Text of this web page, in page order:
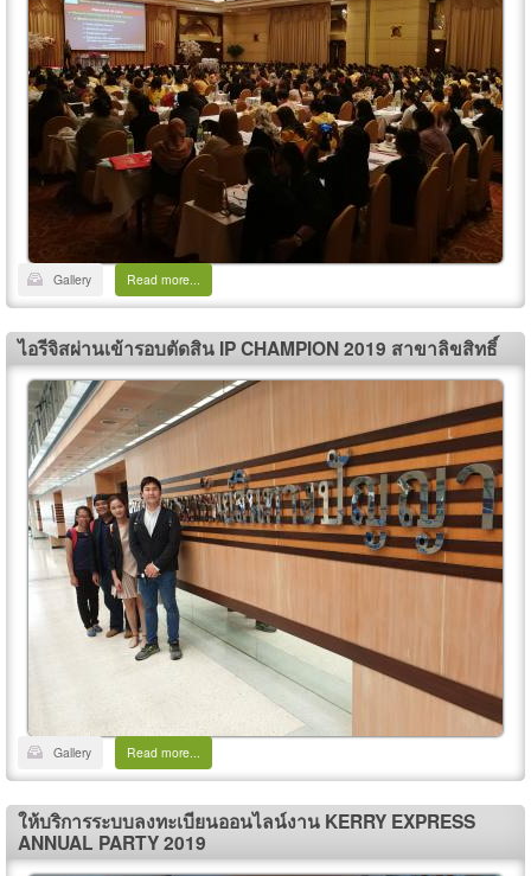
Gallery Read more...
ไอรีจิสผ่านเข้ารอบตัดสิน IP CHAMPION 2019 สาขาลิขสิทธิ์
Gallery Read more...
ให้บริการระบบลงทะเบียนออนไลน์งาน KERRY EXPRESS
ANNUAL PARTY 2019